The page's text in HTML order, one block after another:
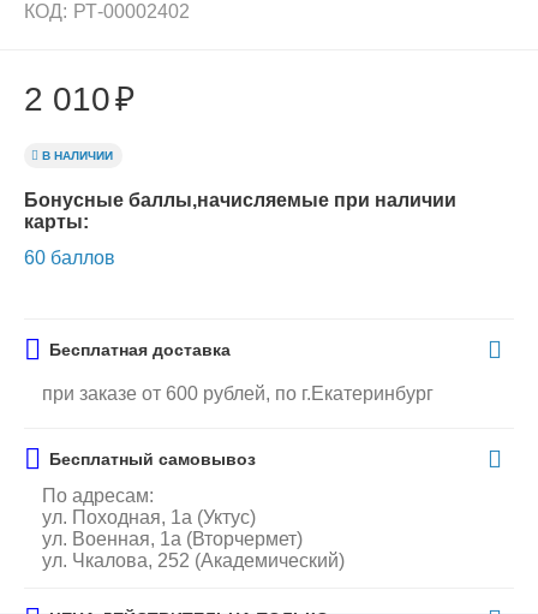
КОД: РТ-00002402
2 010₽
В НАЛИЧИИ
Бонусные баллы,начисляемые при наличии
карты:
60 баллов
Бесплатная доставка
при заказе от 600 рублей, по г.Екатеринбург
Бесплатный самовывоз
По адресам:
ул. Походная, 1а (Уктус)
ул. Военная, 1а (Вторчермет)
ул. Чкалова, 252 (Академический)